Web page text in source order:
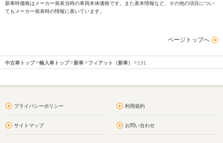
新車時価格はメーカー発表当時の車両本体価格です。また基本情報など、その他の項目につい
てもメーカー発表時の情報に基いています。
ページトップへ
中古車トップ 輸入車トップ 新車 フィアット（新車） 131
プライバシーポリシー 利用規約
サイトマップ お問い合わせ